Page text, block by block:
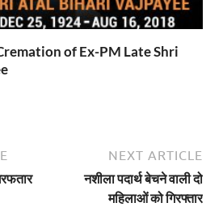
of Ex-PM Late Shri
NEXT ARTICLE
नशीला पदार्थ बेचने वाली दो
महिलाओं को गिरफ्तार